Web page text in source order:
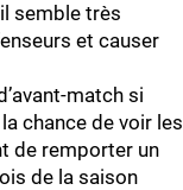
semble très
et causer
match si
chance de voir les
de remporter un
de la saison